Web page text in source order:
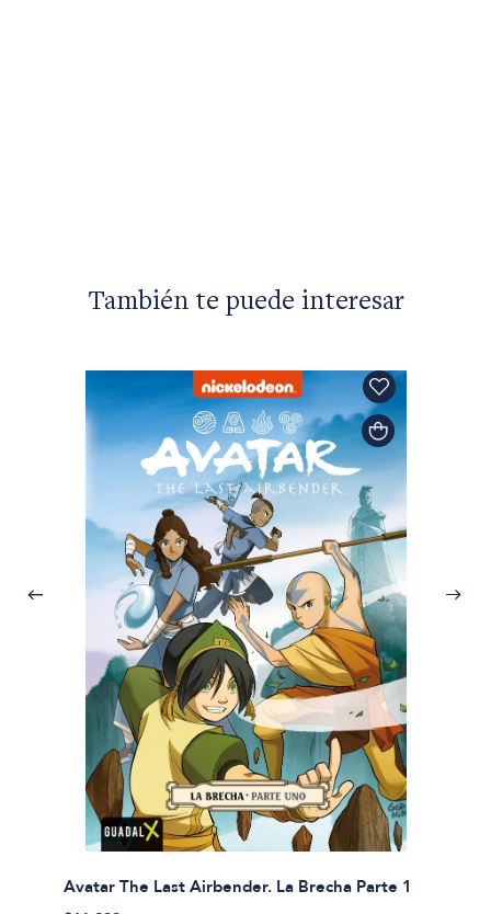
También te puede interesar
Avatar The Last Airbender. La Brecha Parte 1